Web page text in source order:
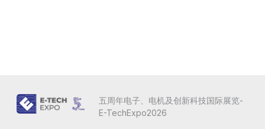
五周年电子、电机及创新科技国际展览-
E-TechExpo2026